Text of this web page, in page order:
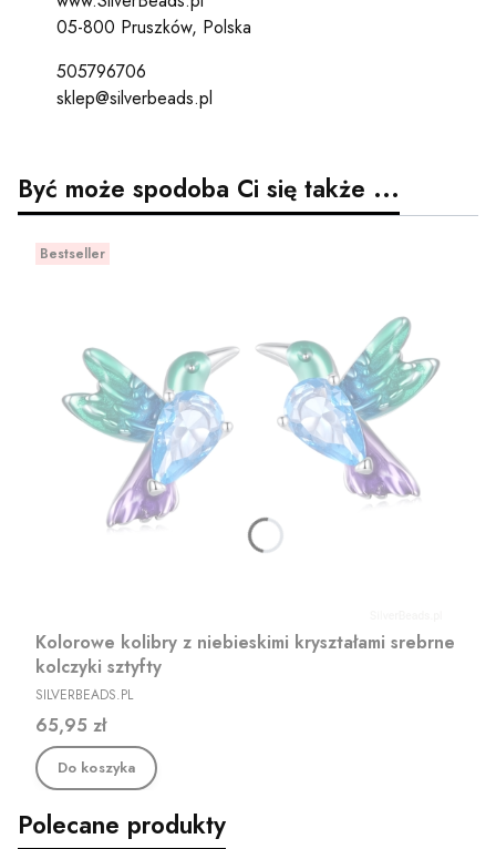
05-800 Pruszków, Polska
505796706
sklep@silverbeads.pl
Być może spodoba Ci się także ...
Bestseller
Kolorowe kolibry z niebieskimi kryształami srebrne
kolczyki sztyfty
PRODUCENT
SILVERBEADS.PL
Cena
65,95 zł
Do koszyka
Polecane produkty